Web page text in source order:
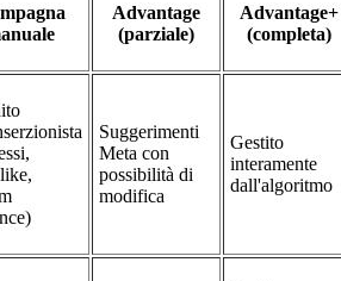
Advantage
(parziale)
Advantage+
(completa)
Suggerimenti
Meta con
possibilità di
modifica
Gestito
interamente
dall'algoritmo